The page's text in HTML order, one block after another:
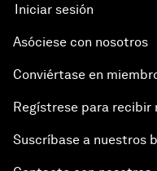
Iniciar sesión
Asóciese con nosotros
Conviértase en
Regístrese para recibir
Suscríbase a nuestros